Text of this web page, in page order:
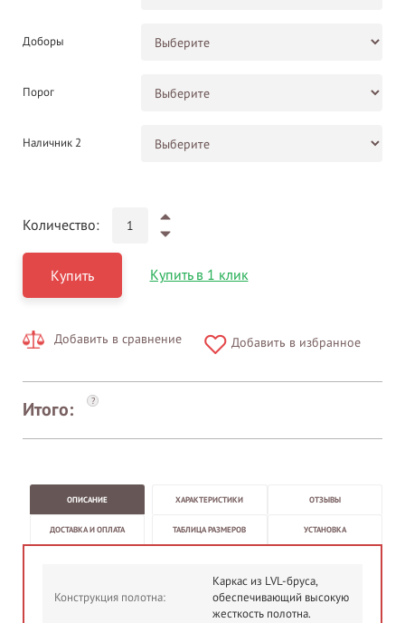
Доборы
Порог
Наличник 2
Количество:
Купить Купить в 1 клик
Добавить в сравнение Добавить в избранное
Итого: ?
ОПИСАНИЕ ХАРАКТЕРИСТИКИ ОТЗЫВЫ
ДОСТАВКА И ОПЛАТА ТАБЛИЦА РАЗМЕРОВ УСТАНОВКА
Конструкция полотна:
Каркас из LVL-бруса,
обеспечивающий высокую
жесткость полотна.